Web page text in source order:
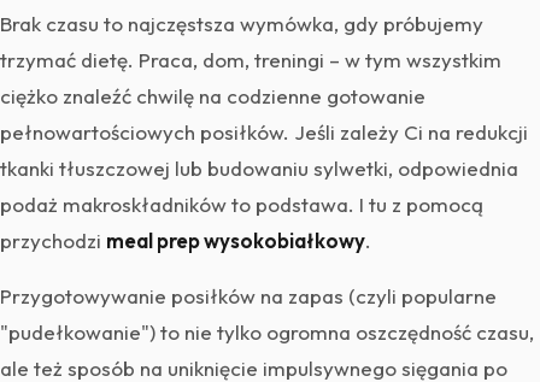
Brak czasu to najczęstsza wymówka, gdy próbujemy
trzymać dietę. Praca, dom, treningi – w tym wszystkim
ciężko znaleźć chwilę na codzienne gotowanie
pełnowartościowych posiłków. Jeśli zależy Ci na redukcji
tkanki tłuszczowej lub budowaniu sylwetki, odpowiednia
podaż makroskładników to podstawa. I tu z pomocą
przychodzi meal prep wysokobiałkowy.
Przygotowywanie posiłków na zapas (czyli popularne
"pudełkowanie") to nie tylko ogromna oszczędność czasu,
ale też sposób na uniknięcie impulsywnego sięgania po